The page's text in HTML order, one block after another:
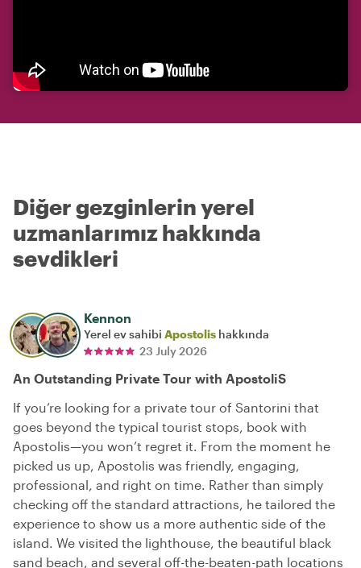
Diğer gezginlerin yerel
uzmanlarımız hakkında
sevdikleri
Kennon
Yerel ev sahibi Apostolis hakkında
23 July 2026
An Outstanding Private Tour with ApostoliS
If you’re looking for a private tour of Santorini that
goes beyond the typical tourist stops, book with
Apostolis—you won’t regret it. From the moment he
picked us up, Apostolis was friendly, engaging,
professional, and right on time. Rather than simply
checking off the standard attractions, he tailored the
experience to show us a more authentic side of the
island. We visited the lighthouse, the beautiful black
sand beach, and several off-the-beaten-path locations